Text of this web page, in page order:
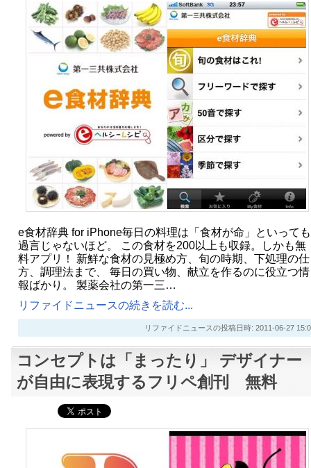
e食材辞典 for iPhone毎日の料理は「食材が命」といっても
過言じゃないほど。 この食材を200以上も収録。しかも無
料アプリ！ 新鮮な食材の見極め方、旬の時期、下処理の仕
方、調理法まで、 毎日の買い物、献立を作るのに役立つ情
報ばかり。 製薬会社の第一三…
リファイドニュースの続きを読む...
リファイドニュースの投稿日時: 2011-06-27
コンセプトは「まったり」 デザイナー
が自由に表現するフリペ創刊 無料